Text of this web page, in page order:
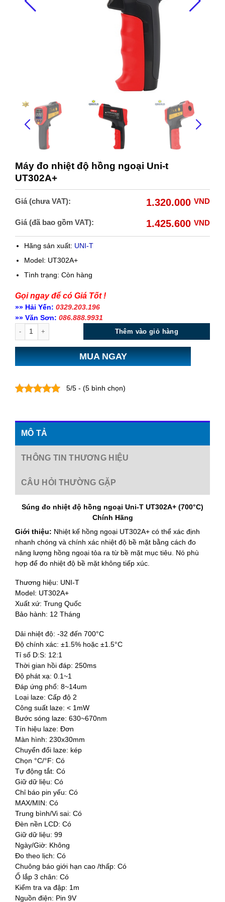
Máy đo nhiệt độ hồng ngoại Uni-t
UT302A+
Giá (chưa VAT): 1.320.000 VND
Giá (đã bao gồm VAT): 1.425.600 VND
Hãng sản xuất: UNI-T
Model: UT302A+
Tình trạng: Còn hàng
Gọi ngay để có Giá Tốt !
»» Hải Yến: 0329.203.196
»» Văn Sơn: 086.888.9931
Thêm vào giỏ hàng
MUA NGAY
5/5 - (5 bình chọn)
MÔ TẢ
THÔNG TIN THƯƠNG HIỆU
CÂU HỎI THƯỜNG GẶP
Súng đo nhiệt độ hồng ngoại Uni-T UT302A+ (700°C)
Chính Hãng
Giới thiệu: Nhiệt kế hồng ngoại UT302A+ có thể xác định
nhanh chóng và chính xác nhiệt độ bề mặt bằng cách đo
năng lượng hồng ngoại tỏa ra từ bề mặt mục tiêu. Nó phù
hợp để đo nhiệt độ bề mặt không tiếp xúc.
Thương hiệu: UNI-T
Model: UT302A+
Xuất xứ: Trung Quốc
Bảo hành: 12 Tháng
Dải nhiệt độ: -32 đến 700°C
Độ chính xác: ±1.5% hoặc ±1.5°C
Tỉ số D:S: 12:1
Thời gian hồi đáp: 250ms
Độ phát xạ: 0.1~1
Đáp ứng phổ: 8~14um
Loại laze: Cấp độ 2
Công suất laze: < 1mW
Bước sóng laze: 630~670nm
Tín hiệu laze: Đơn
Màn hình: 230x30mm
Chuyển đổi laze: kép
Chọn °C/°F: Có
Tự động tắt: Có
Giữ dữ liệu: Có
Chỉ báo pin yếu: Có
MAX/MIN: Có
Trung bình/Vi sai: Có
Đèn nền LCD: Có
Giữ dữ liệu: 99
Ngày/Giờ: Không
Đo theo lịch: Có
Chuông báo giới hạn cao /thấp: Có
Ổ lắp 3 chân: Có
Kiểm tra va đập: 1m
Nguồn điện: Pin 9V